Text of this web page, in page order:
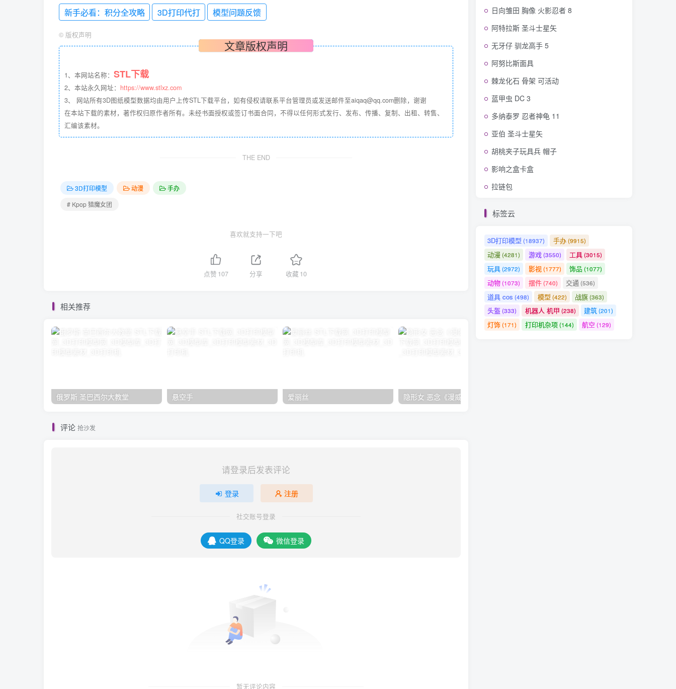
新手必看：积分全攻略 3D打印代打 模型问题反馈
© 版权声明
文章版权声明
1、本网站名称： STL下载
2、本站永久网址： https://www.stlxz.com
3、 网站所有3D图纸模型数据均由用户上传STL下载平台，如有侵权请联系平台管理员或发送邮件至aiqaq@qq.com删除，谢谢
在本站下载的素材，著作权归原作者所有。未经书面授权或签订书面合同，不得以任何形式发行、发布、传播、复制、出租、转售、
汇编该素材。
THE END
3D打印模型 动漫
手办
# Kpop 猎魔女团
喜欢就支持一下吧
点赞 107 分享 收藏 10
相关推荐
俄罗斯 圣巴西尔大教堂 悬空手 爱丽丝 隐形女 恶念《漫威争锋》2
评论 抢沙发
请登录后发表评论
登录 注册
社交账号登录
QQ登录 微信登录
暂无评论内容
日向雏田 胸像 火影忍者 8
阿特拉斯 圣斗士星矢
无牙仔 驯龙高手 5
阿努比斯面具
棘龙化石 骨架 可活动
蓝甲虫 DC 3
多纳泰罗 忍者神龟 11
亚伯 圣斗士星矢
胡桃夹子玩具兵 帽子
影响之盒卡盒
拉链包
标签云
3D打印模型 (18937) 手办(9915)
动漫 (4281) 游戏(3550) 工具(3015)
玩具(2972) 影视 (1777) 饰品 (1077)
动物(1073) 摆件(740) 交通 (536)
道具 cos (498) 模型 (422) 战旗(363)
头盔(333) 机器人 机甲 (238) 建筑(201)
灯饰(171) 打印机杂项(144) 航空 (129)